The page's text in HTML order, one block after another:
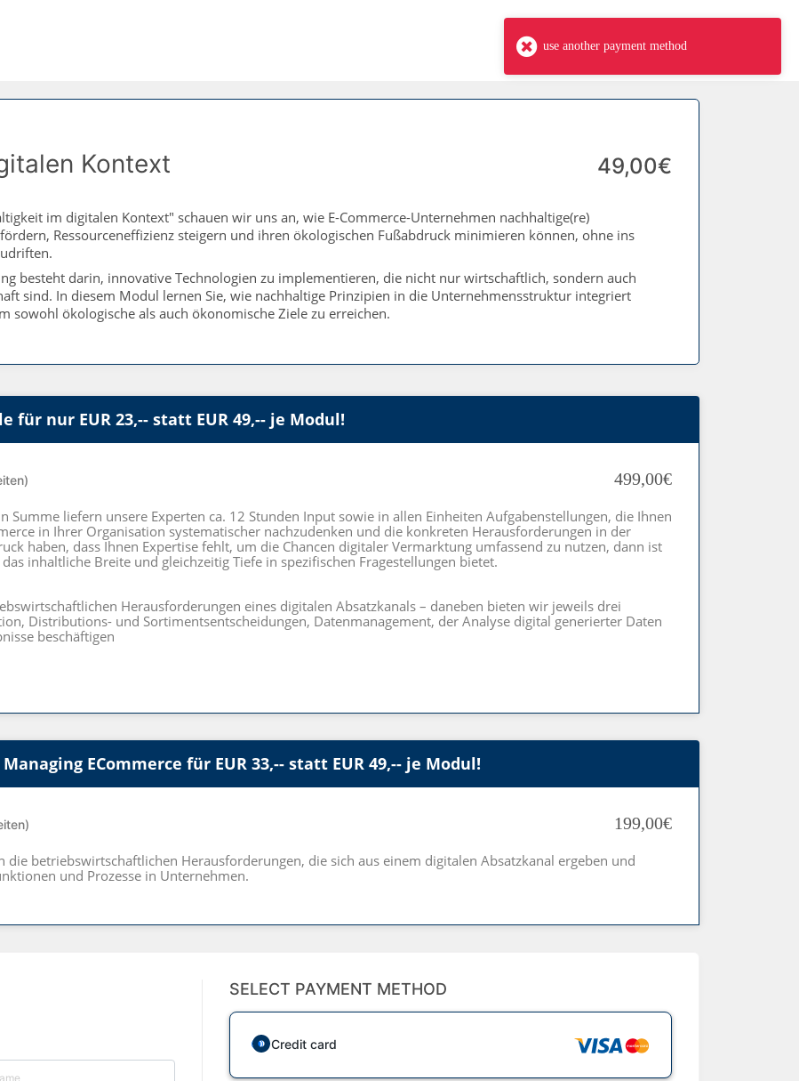
Kontext 49,00€
im digitalen Kontext" schauen wir uns an, wie E-Commerce-Unternehmen nachhaltige(re)
Ressourceneffizienz steigern und ihren ökologischen Fußabdruck minimieren können, ohne ins
besteht darin, innovative Technologien zu implementieren, die nicht nur wirtschaftlich, sondern auch
sind. In diesem Modul lernen Sie, wie nachhaltige Prinzipien in die Unternehmensstruktur integriert
sowohl ökologische als auch ökonomische Ziele zu erreichen.
für nur EUR 23,-- statt EUR 49,-- je Modul!
499,00€
Summe liefern unsere Experten ca. 12 Stunden Input sowie in allen Einheiten Aufgabenstellungen, die Ihnen
in Ihrer Organisation systematischer nachzudenken und die konkreten Herausforderungen in der
haben, dass Ihnen Expertise fehlt, um die Chancen digitaler Vermarktung umfassend zu nutzen, dann ist
inhaltliche Breite und gleichzeitig Tiefe in spezifischen Fragestellungen bietet.
Herausforderungen eines digitalen Absatzkanals – daneben bieten wir jeweils drei
Distributions- und Sortimentsentscheidungen, Datenmanagement, der Analyse digital generierter Daten
beschäftigen
ECommerce für EUR 33,-- statt EUR 49,-- je Modul!
199,00€
die betriebswirtschaftlichen Herausforderungen, die sich aus einem digitalen Absatzkanal ergeben und
und Prozesse in Unternehmen.
SELECT PAYMENT METHOD
Credit card
use another payment method